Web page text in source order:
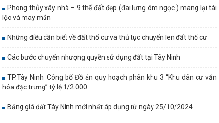
Phong thủy xây nhà – 9 thế đất đẹp (đai lưng ôm ngọc ) mang lại tài
lộc và may mắn
Những điều cần biết về đất thổ cư và thủ tục chuyển lên đất thổ cư
Các bước chuyển nhượng quyền sử dụng đất tại Tây Ninh
TP.Tây Ninh: Công bố Đồ án quy hoạch phân khu 3 “Khu dân cư văn
hóa đặc trưng” tỷ lệ 1/2.000
Bảng giá đất Tây Ninh mới nhất áp dụng từ ngày 25/10/2024